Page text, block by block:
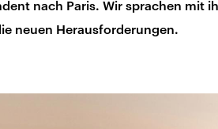
nach Paris. Wir sprachen mit
neuen Herausforderungen.